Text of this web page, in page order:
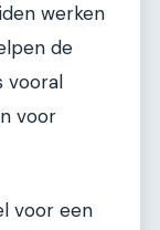
werken
de
vooral
voor
voor een